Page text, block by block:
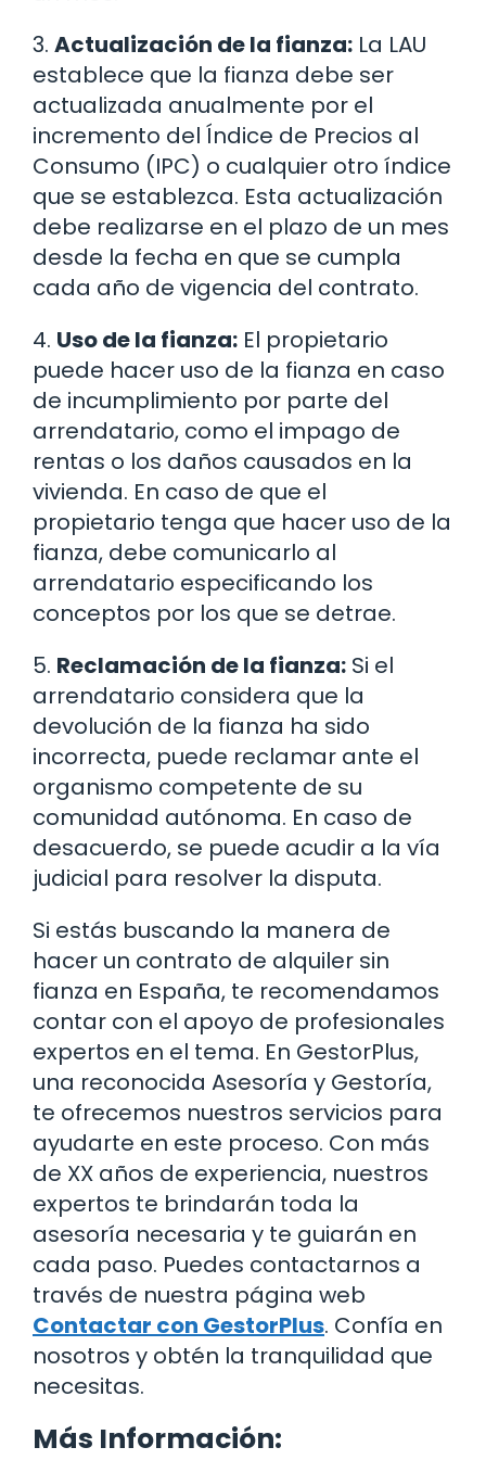
3. Actualización de la fianza: La LAU
establece que la fianza debe ser
actualizada anualmente por el
incremento del Índice de Precios al
Consumo (IPC) o cualquier otro índice
que se establezca. Esta actualización
debe realizarse en el plazo de un mes
desde la fecha en que se cumpla
cada año de vigencia del contrato.
4. Uso de la fianza: El propietario
puede hacer uso de la fianza en caso
de incumplimiento por parte del
arrendatario, como el impago de
rentas o los daños causados en la
vivienda. En caso de que el
propietario tenga que hacer uso de la
fianza, debe comunicarlo al
arrendatario especificando los
conceptos por los que se detrae.
5. Reclamación de la fianza: Si el
arrendatario considera que la
devolución de la fianza ha sido
incorrecta, puede reclamar ante el
organismo competente de su
comunidad autónoma. En caso de
desacuerdo, se puede acudir a la vía
judicial para resolver la disputa.
Si estás buscando la manera de
hacer un contrato de alquiler sin
fianza en España, te recomendamos
contar con el apoyo de profesionales
expertos en el tema. En GestorPlus,
una reconocida Asesoría y Gestoría,
te ofrecemos nuestros servicios para
ayudarte en este proceso. Con más
de XX años de experiencia, nuestros
expertos te brindarán toda la
asesoría necesaria y te guiarán en
cada paso. Puedes contactarnos a
través de nuestra página web
Contactar con GestorPlus. Confía en
nosotros y obtén la tranquilidad que
necesitas.
Más Información: